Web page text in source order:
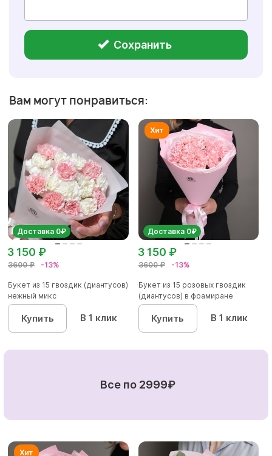
Сохранить
Вам могут понравиться:
Доставка 0₽
3600 ₽ -13%
3 150 ₽
Букет из 15 гвоздик (диантусов)
нежный микс
Купить В 1 клик
Доставка 0₽
3600 ₽ -13%
3 150 ₽
Букет из 15 розовых гвоздик
(диантусов) в фоамиране
Купить В 1 клик
Все по 2999₽